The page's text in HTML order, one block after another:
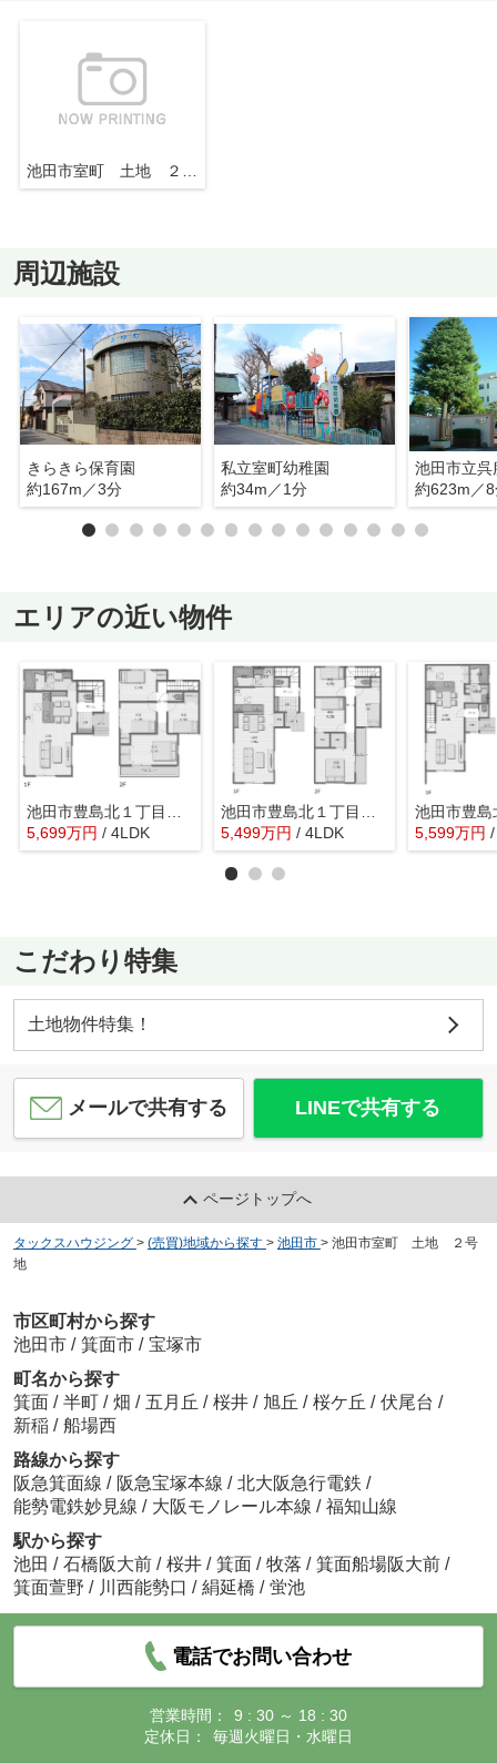
池田市室町 土地 ２号地
周辺施設
きらきら保育園
約167m／3分
私立室町幼稚園
約34m／1分
池田市立呉
約623m／
エリアの近い物件
池田市豊島北１丁目 新築戸建 １号棟
5,699万円 / 4LDK
池田市豊島北１丁目 新築戸建 ４号棟
5,499万円 / 4LDK 5,599万円
こだわり特集
土地物件特集！
メールで共有する LINEで共有する
ページトップへ
タックスハウジング > (売買)地域から探す > 池田市 > 池田市室町 土地 ２号
地
市区町村から探す
池田市 / 箕面市 / 宝塚市
町名から探す
箕面 / 半町 / 畑 / 五月丘 / 桜井 / 旭丘 / 桜ケ丘 / 伏尾台 /
新稲 / 船場西
路線から探す
阪急箕面線 / 阪急宝塚本線 / 北大阪急行電鉄 /
能勢電鉄妙見線 / 大阪モノレール本線 / 福知山線
駅から探す
池田 / 石橋阪大前 / 桜井 / 箕面 / 牧落 / 箕面船場阪大前 /
箕面萱野 / 川西能勢口 / 絹延橋 / 蛍池
電話でお問い合わせ
営業時間：
9 : 30 ～ 18 : 30
定休日：
毎週火曜日・水曜日